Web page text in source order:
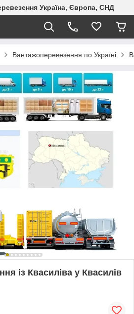
Україна, Європа, СНД
Вантажоперевезення по Україні
із Квасиліва у Квасилів